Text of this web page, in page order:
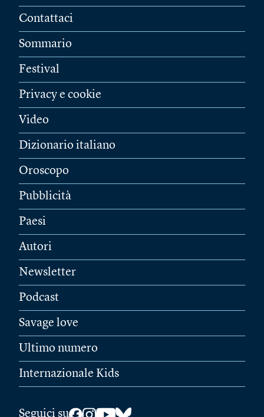
Contattaci
Sommario
Festival
Privacy e cookie
Video
Dizionario italiano
Oroscopo
Pubblicità
Paesi
Autori
Newsletter
Podcast
Savage love
Ultimo numero
Internazionale Kids
Seguici su